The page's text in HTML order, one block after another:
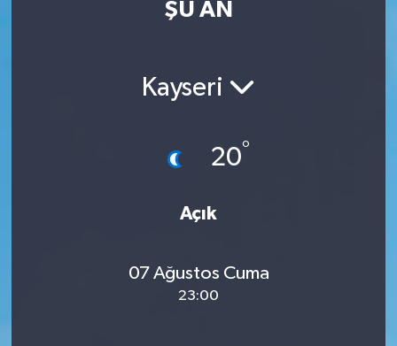
ŞU AN
Kayseri
20°
Açık
07 Ağustos Cuma
23:00